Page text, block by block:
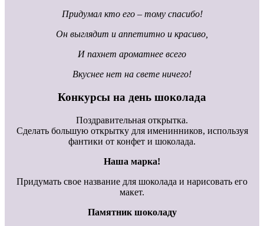
Придумал кто его – тому спасибо!
Он выглядит и аппетитно и красиво,
И пахнет ароматнее всего
Вкуснее нет на свете ничего!
Конкурсы на день шоколада
Поздравительная открытка.
Сделать большую открытку для именинников, используя
фантики от конфет и шоколада.
Наша марка!
Придумать свое название для шоколада и нарисовать его
макет.
Памятник шоколаду